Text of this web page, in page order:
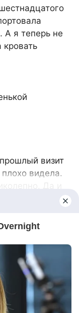
А я теперь не
кровать
визит
видела.
Да и
жизни. О
они с
красиво,
к ней, к